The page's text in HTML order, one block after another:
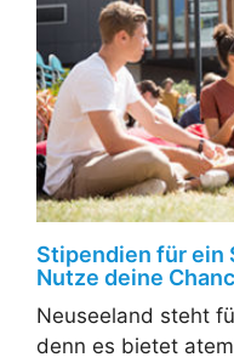
Stipendien für ein
Nutze deine
Neuseeland steht
denn es bietet